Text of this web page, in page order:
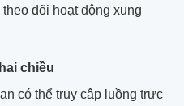
dõi hoạt động xung
chiều
có thể truy cập luồng trực